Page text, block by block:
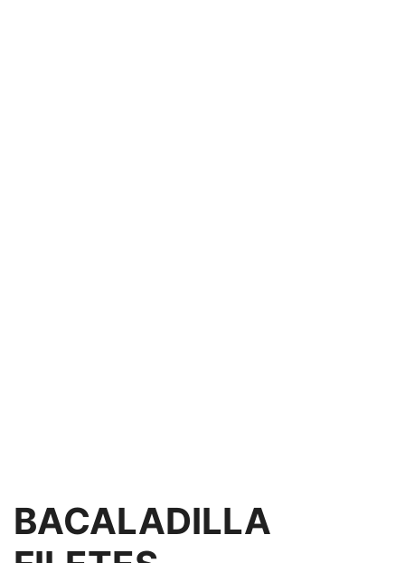
BACALADILLA